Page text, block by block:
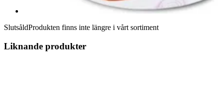
SlutsåldProdukten finns inte längre i vårt sortiment
Liknande produkter